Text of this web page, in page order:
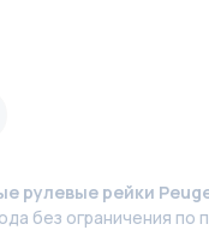
рулевые рейки
без ограничения по